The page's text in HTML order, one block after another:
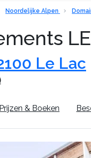
Noordelijke Alpen
Le Lac
Prijzen & Boeken